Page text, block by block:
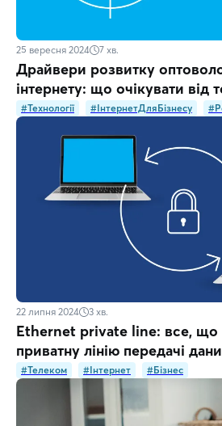
25 вересня 2024 7 хв.
Драйвери розвитку
інтернету: що очікувати від
#Технології #ІнтернетДляБізнесу
22 липня 2024 3 хв.
Ethernet private line: все, що
приватну лінію передачі
#Телеком #Інтернет #Бізнес